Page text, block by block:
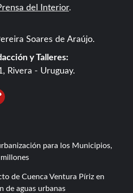
del Interior.
Soares de Araújo.
y Talleres:
Rivera - Uruguay.
para los Municipios,
de Cuenca Ventura Píriz en
de aguas urbanas